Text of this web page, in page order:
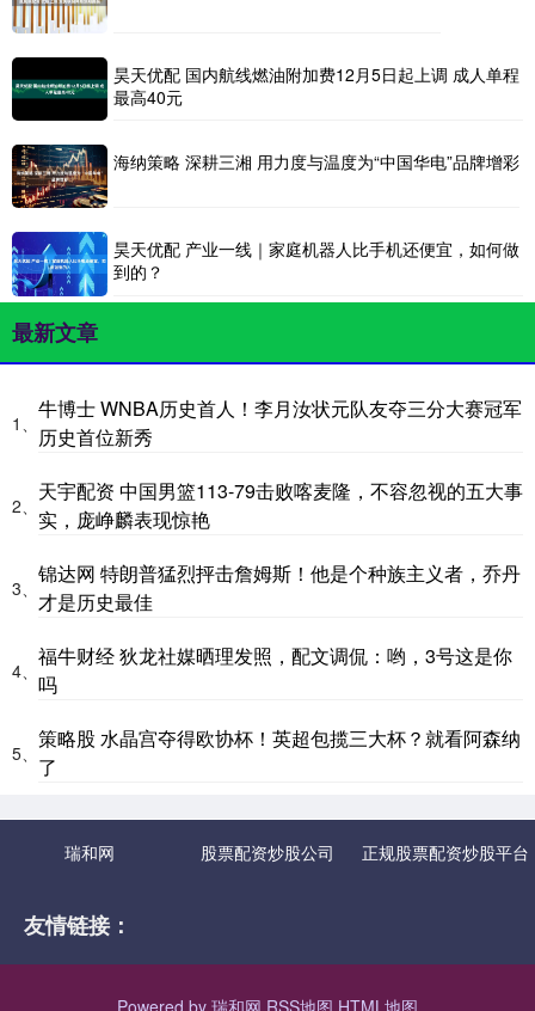
昊天优配 国内航线燃油附加费12月5日起上调 成人单程
最高40元
海纳策略 深耕三湘 用力度与温度为“中国华电”品牌增彩
昊天优配 产业一线｜家庭机器人比手机还便宜，如何做
到的？
最新文章
1、
牛博士 WNBA历史首人！李月汝状元队友夺三分大赛冠军
历史首位新秀
2、
天宇配资 中国男篮113-79击败喀麦隆，不容忽视的五大事
实，庞峥麟表现惊艳
3、
锦达网 特朗普猛烈抨击詹姆斯！他是个种族主义者，乔丹
才是历史最佳
4、
福牛财经 狄龙社媒晒理发照，配文调侃：哟，3号这是你
吗
5、
策略股 水晶宫夺得欧协杯！英超包揽三大杯？就看阿森纳
了
瑞和网 股票配资炒股公司 正规股票配资炒股平台
友情链接：
Powered by 瑞和网 RSS地图 HTML地图